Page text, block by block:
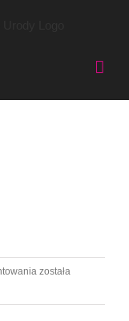
post_5-
została